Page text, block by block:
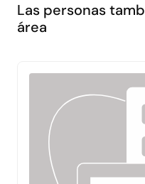
Las personas
área